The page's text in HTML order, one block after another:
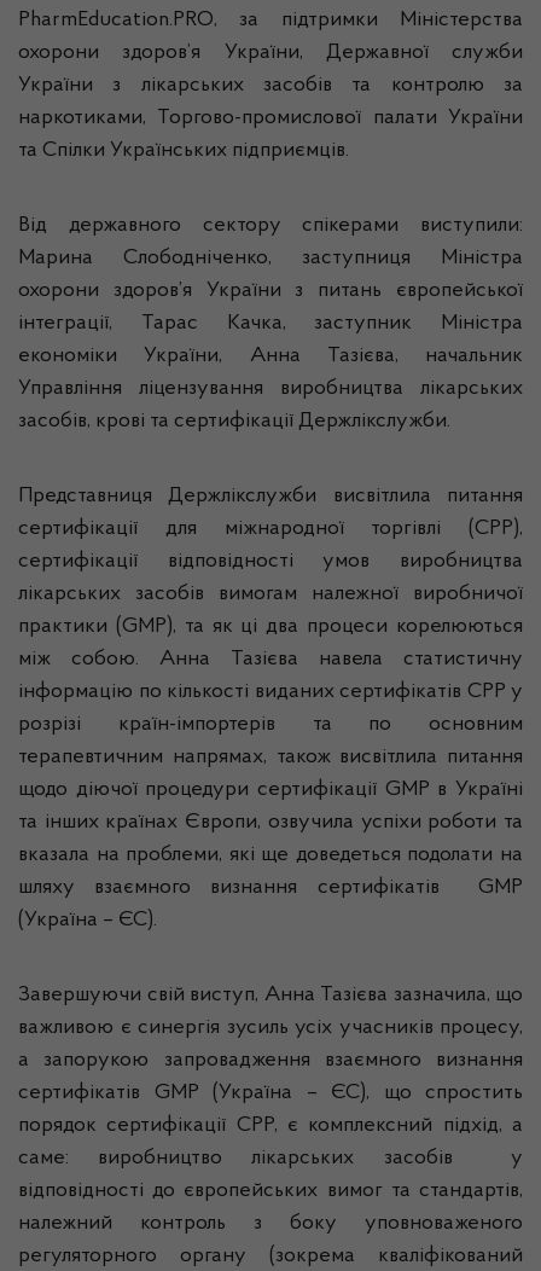
PharmEducation.PRO, за підтримки Міністерства
охорони здоров’я України, Державної служби
України з лікарських засобів та контролю за
наркотиками, Торгово-промислової палати України
та Спілки Українських підприємців.
Від державного сектору спікерами виступили:
Марина Слободніченко, заступниця Міністра
охорони здоров’я України з питань європейської
інтеграції, Тарас Качка, заступник Міністра
економіки України, Анна Тазієва, начальник
Управління ліцензування виробництва лікарських
засобів, крові та сертифікації Держлікслужби.
Представниця Держлікслужби висвітлила питання
сертифікації для міжнародної торгівлі (СРР),
сертифікації відповідності умов виробництва
лікарських засобів вимогам належної виробничої
практики (GMP), та як ці два процеси корелюються
між собою. Анна Тазієва навела статистичну
інформацію по кількості виданих сертифікатів СРР у
розрізі країн-імпортерів та по основним
терапевтичним напрямах, також висвітлила питання
щодо діючої процедури сертифікації GMP в Україні
та інших країнах Європи, озвучила успіхи роботи та
вказала на проблеми, які ще доведеться подолати на
шляху взаємного визнання сертифікатів GMP
(Україна – ЄС).
Завершуючи свій виступ, Анна Тазієва зазначила, що
важливою є синергія зусиль усіх учасників процесу,
а запорукою запровадження взаємного визнання
сертифікатів GMP (Україна – ЄС), що спростить
порядок сертифікації СРР, є комплексний підхід, а
саме: виробництво лікарських засобів у
відповідності до європейських вимог та стандартів,
належний контроль з боку уповноваженого
регуляторного органу (зокрема кваліфікований